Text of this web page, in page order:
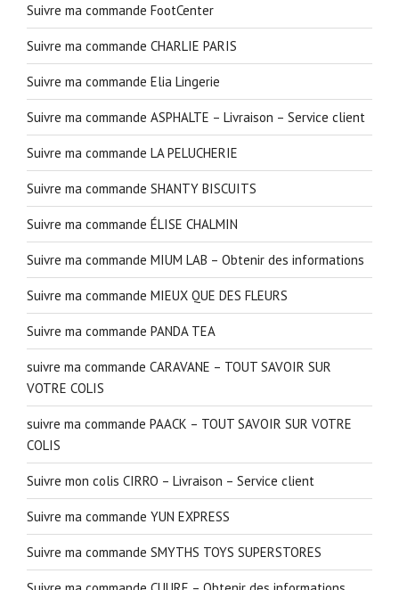
Suivre ma commande FootCenter
Suivre ma commande CHARLIE PARIS
Suivre ma commande Elia Lingerie
Suivre ma commande ASPHALTE – Livraison – Service client
Suivre ma commande LA PELUCHERIE
Suivre ma commande SHANTY BISCUITS
Suivre ma commande ÉLISE CHALMIN
Suivre ma commande MIUM LAB – Obtenir des informations
Suivre ma commande MIEUX QUE DES FLEURS
Suivre ma commande PANDA TEA
suivre ma commande CARAVANE – TOUT SAVOIR SUR
VOTRE COLIS
suivre ma commande PAACK – TOUT SAVOIR SUR VOTRE
COLIS
Suivre mon colis CIRRO – Livraison – Service client
Suivre ma commande YUN EXPRESS
Suivre ma commande SMYTHS TOYS SUPERSTORES